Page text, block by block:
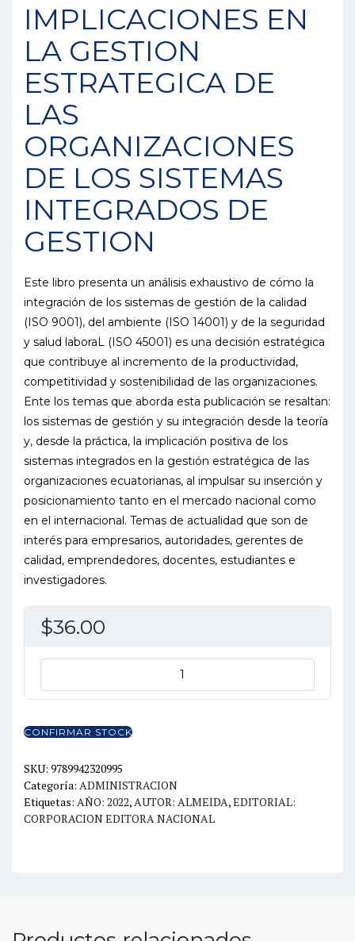
IMPLICACIONES EN
LA GESTION
ESTRATEGICA DE
LAS
ORGANIZACIONES
DE LOS SISTEMAS
INTEGRADOS DE
GESTION
Este libro presenta un análisis exhaustivo de cómo la
integración de los sistemas de gestión de la calidad
(ISO 9001), del ambiente (ISO 14001) y de la seguridad
y salud laboraL (ISO 45001) es una decisión estratégica
que contribuye al incremento de la productividad,
competitividad y sostenibilidad de las organizaciones.
Ente los temas que aborda esta publicación se resaltan:
los sistemas de gestión y su integración desde la teoría
y, desde la práctica, la implicación positiva de los
sistemas integrados en la gestión estratégica de las
organizaciones ecuatorianas, al impulsar su inserción y
posicionamiento tanto en el mercado nacional como
en el internacional. Temas de actualidad que son de
interés para empresarios, autoridades, gerentes de
calidad, emprendedores, docentes, estudiantes e
investigadores.
$36.00
GESTION
DE
LAS
ORGANIZACIONES
DE
CONFIRMAR STOCK
SKU: 9789942320995
Categoría: ADMINISTRACION
Etiquetas: AÑO: 2022, AUTOR: ALMEIDA,EDITORIAL:
CORPORACION EDITORA NACIONAL